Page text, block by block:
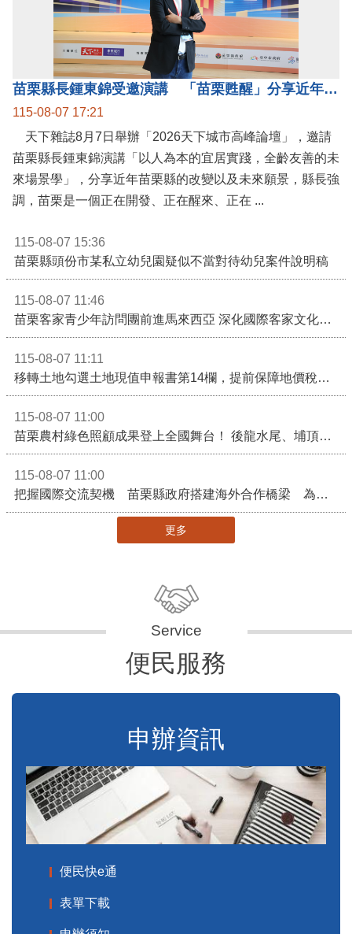
苗栗縣長鍾東錦受邀演講 「苗栗甦醒」分享近年轉變
115-08-07 17:21
天下雜誌8月7日舉辦「2026天下城市高峰論壇」，邀請
苗栗縣長鍾東錦演講「以人為本的宜居實踐，全齡友善的未
來場景學」，分享近年苗栗縣的改變以及未來願景，縣長強
調，苗栗是一個正在開發、正在醒來、正在 ...
115-08-07 15:36
苗栗縣頭份市某私立幼兒園疑似不當對待幼兒案件說明稿
115-08-07 11:46
苗栗客家青少年訪問團前進馬來西亞 深化國際客家文化交流
115-08-07 11:11
移轉土地勾選土地現值申報書第14欄，提前保障地價稅節稅權益
115-08-07 11:00
苗栗農村綠色照顧成果登上全國舞台！ 後龍水尾、埔頂社區前進2026高齡健康產業博覽會
115-08-07 11:00
把握國際交流契機 苗栗縣政府搭建海外合作橋梁 為在地產業爭取更多國際市場機會
更多
便民服務
申辦資訊
便民快e通
表單下載